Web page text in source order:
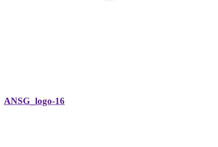
ANSG_logo-16